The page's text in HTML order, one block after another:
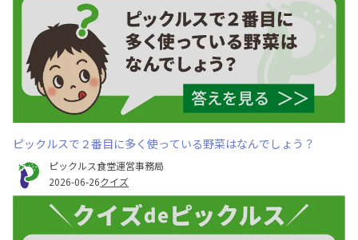
ピックルスで２番目に多く使っている野菜はなんでしょう？
ピックルス食堂運営事務局
2026-06-26クイズ